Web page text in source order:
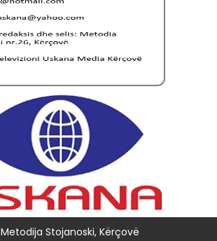
Metodija Stojanoski, Kërçovë